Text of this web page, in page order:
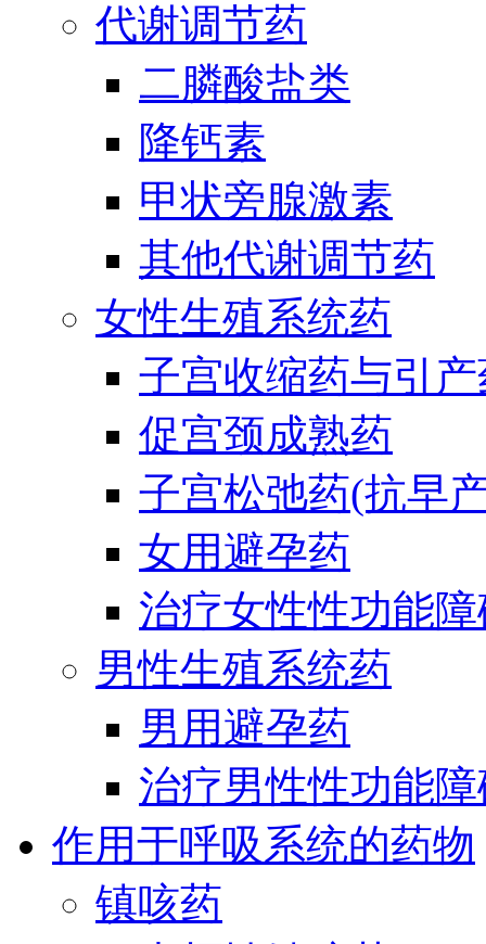
代谢调节药
二膦酸盐类
降钙素
甲状旁腺激素
其他代谢调节药
女性生殖系统药
子宫收缩药与引
促宫颈成熟药
子宫松弛药(抗早
女用避孕药
治疗女性性功能
男性生殖系统药
男用避孕药
治疗男性性功能
作用于呼吸系统的药物
镇咳药